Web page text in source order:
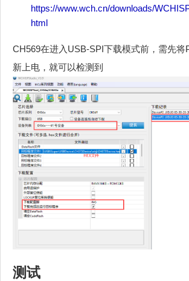
https://www.wch.cn/downloads/
html
CH569在进入USB-SPI下载模式前，需先将
新上电，就可以检测到
测试